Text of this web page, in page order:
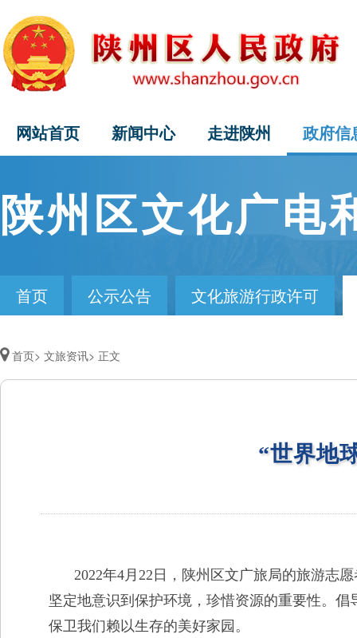
网站首页 新闻中心 走进陕州 政府信
陕州区文化广电
首页 公示公告 文化旅游行政许可
首页> 文旅资讯> 正文
“世界地
2022年4月22日，陕州区文广旅局的旅游志愿
坚定地意识到保护环境，珍惜资源的重要性。
保卫我们赖以生存的美好家园。